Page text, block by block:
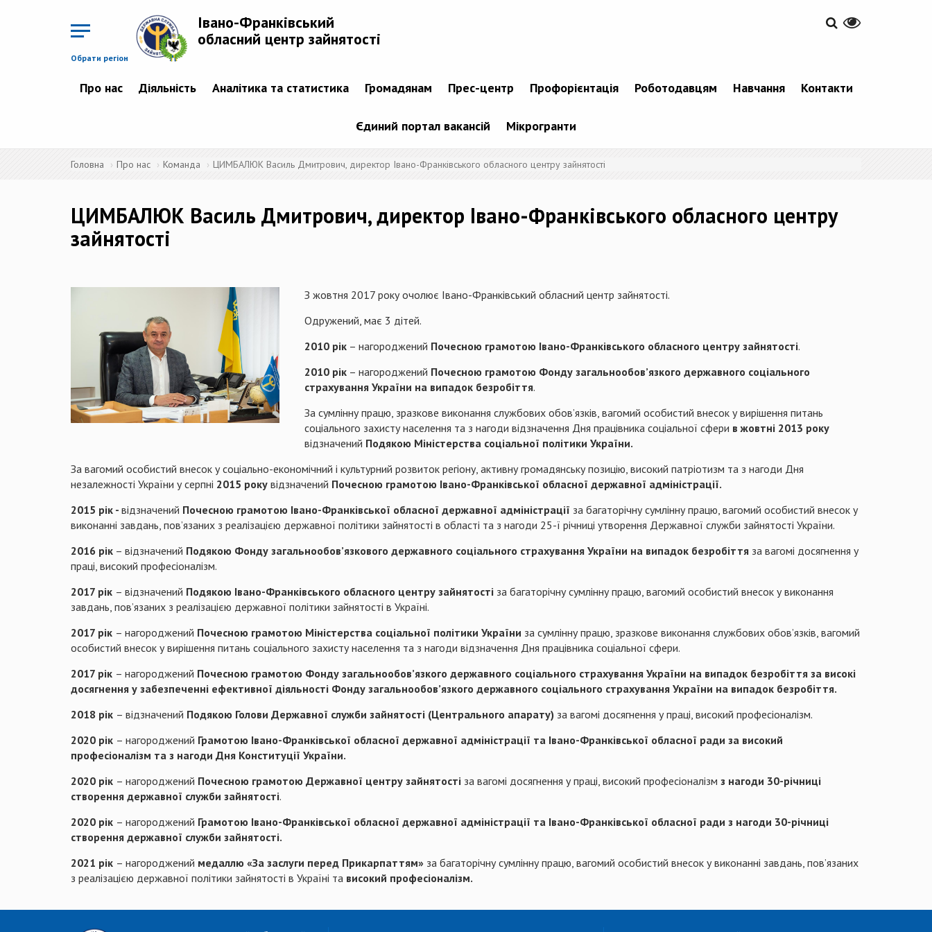
Обрати регіон
Івано-Франківський
обласний центр зайнятості
Про нас Діяльність Аналітика та статистика Громадянам Прес-центр Профорієнтація Роботодавцям Навчання Контакти
Єдиний портал вакансій Мікрогранти
Головна Про нас Команда ЦИМБАЛЮК Василь Дмитрович, директор Івано-Франківського обласного центру зайнятості
ЦИМБАЛЮК Василь Дмитрович, директор Івано-Франківського обласного центру
зайнятості
З жовтня 2017 року очолює Івано-Франківський обласний центр зайнятості.
Одружений, має 3 дітей.
2010 рік – нагороджений Почесною грамотою Івано-Франківського обласного центру зайнятості.
2010 рік – нагороджений Почесною грамотою Фонду загальнообов’язкого державного соціального
страхування України на випадок безробіття.
За сумлінну працю, зразкове виконання службових обов’язків, вагомий особистий внесок у вирішення питань
соціального захисту населення та з нагоди відзначення Дня працівника соціальної сфери в жовтні 2013 року
відзначений Подякою Міністерства соціальної політики України.
За вагомий особистий внесок у соціально-економічний і культурний розвиток регіону, активну громадянську позицію, високий патріотизм та з нагоди Дня
незалежності України у серпні 2015 року відзначений Почесною грамотою Івано-Франківської обласної державної адміністрації.
2015 рік - відзначений Почесною грамотою Івано-Франківської обласної державної адміністрації за багаторічну сумлінну працю, вагомий особистий внесок у
виконанні завдань, пов’язаних з реалізацією державної політики зайнятості в області та з нагоди 25-ї річниці утворення Державної служби зайнятості України.
2016 рік – відзначений Подякою Фонду загальнообов’язкового державного соціального страхування України на випадок безробіття за вагомі досягнення у
праці, високий професіоналізм.
2017 рік – відзначений Подякою Івано-Франківського обласного центру зайнятості за багаторічну сумлінну працю, вагомий особистий внесок у виконання
завдань, пов’язаних з реалізацією державної політики зайнятості в Україні.
2017 рік – нагороджений Почесною грамотою Міністерства соціальної політики України за сумлінну працю, зразкове виконання службових обов’язків, вагомий
особистий внесок у вирішення питань соціального захисту населення та з нагоди відзначення Дня працівника соціальної сфери.
2017 рік – нагороджений Почесною грамотою Фонду загальнообов’язкого державного соціального страхування України на випадок безробіття за високі
досягнення у забезпеченні ефективної діяльності Фонду загальнообов’язкого державного соціального страхування України на випадок безробіття.
2018 рік – відзначений Подякою Голови Державної служби зайнятості (Центрального апарату) за вагомі досягнення у праці, високий професіоналізм.
2020 рік – нагороджений Грамотою Івано-Франківської обласної державної адміністрації та Івано-Франківської обласної ради за високий
професіоналізм та з нагоди Дня Конституції України.
2020 рік – нагороджений Почесною грамотою Державної центру зайнятості за вагомі досягнення у праці, високий професіоналізм з нагоди 30-річниці
створення державної служби зайнятості.
2020 рік – нагороджений Грамотою Івано-Франківської обласної державної адміністрації та Івано-Франківської обласної ради з нагоди 30-річниці
створення державної служби зайнятості.
2021 рік – нагороджений медаллю «За заслуги перед Прикарпаттям» за багаторічну сумлінну працю, вагомий особистий внесок у виконанні завдань, пов’язаних
з реалізацією державної політики зайнятості в Україні та високий професіоналізм.